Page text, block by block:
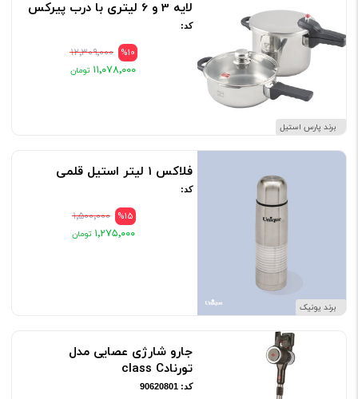
برند پارس استیل
لایه 3 و 6 لیتری با درب پیرکس
کد:
%10 ۱۲٬۳۰۹٬۰۰۰
۱۱٬۰۷۸٬۰۰۰
برند یونیک
فلاکس 1 لیتر استیل قلمی
کد:
%15 ۱٬۵۰۰٬۰۰۰
۱٬۲۷۵٬۰۰۰
جارو شارژی عصایی مدل
تورنادclass C
کد: 90620801